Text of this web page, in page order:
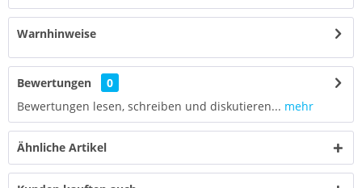
Warnhinweise
Bewertungen
0
Bewertungen lesen, schreiben und diskutieren... mehr
Ähnliche Artikel